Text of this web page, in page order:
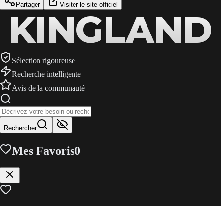
Partager Visiter le site officiel
KINGLAND
KINGLAND
KINGLAND
Sélection rigoureuse
Recherche intelligente
Avis de la communauté
Rechercher
Mes Favoris0